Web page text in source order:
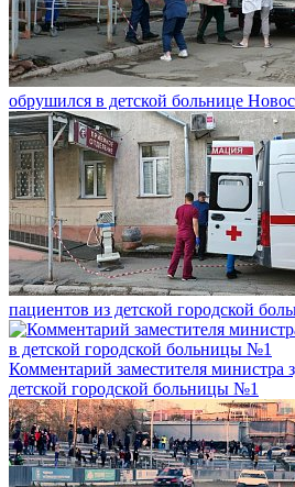
обрушился в детской больнице
пациентов из детской городской
Комментарий заместителя министра
детской городской больницы №1